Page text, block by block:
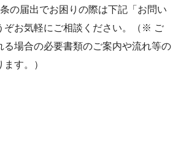
の届出でお困りの際は下記「お問い
ぞお気軽にご相談ください。（※ ご
る場合の必要書類のご案内や流れ等の
す。）